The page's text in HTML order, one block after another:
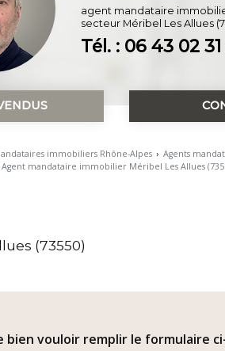
agent mandataire
secteur Méribel Les Allues
Tél. : 06 43 02
immobiliers Rhône-Alpes › Agents
Agent mandataire immobilier Méribel Les Allues
(73550)
bien vouloir remplir le formulaire